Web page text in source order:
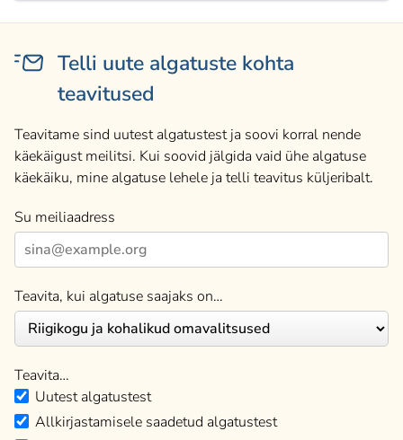
Telli uute algatuste kohta
teavitused
Teavitame sind uutest algatustest ja soovi korral nende
käekäigust meilitsi. Kui soovid jälgida vaid ühe algatuse
käekäiku, mine algatuse lehele ja telli teavitus küljeribalt.
Su meiliaadress
Teavita, kui algatuse saajaks on…
Teavita…
Uutest algatustest
Allkirjastamisele saadetud algatustest